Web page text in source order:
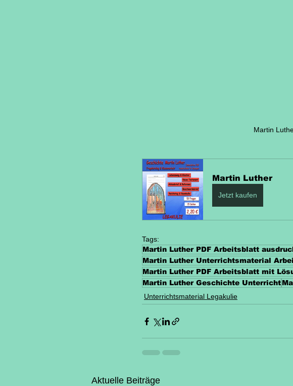
Martin
Martin Luther
Jetzt kaufen
Tags:
Martin Luther PDF Arbeitsblatt
Martin Luther Unterrichtsmaterial
Martin Luther PDF Arbeitsblatt mit
Martin Luther Geschichte Unterricht
Unterrichtsmaterial Legakulie
Aktuelle Beiträge